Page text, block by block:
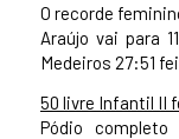
O recorde
Araújo vai para
Medeiros 27:51
50 livre Infantil II
Pódio